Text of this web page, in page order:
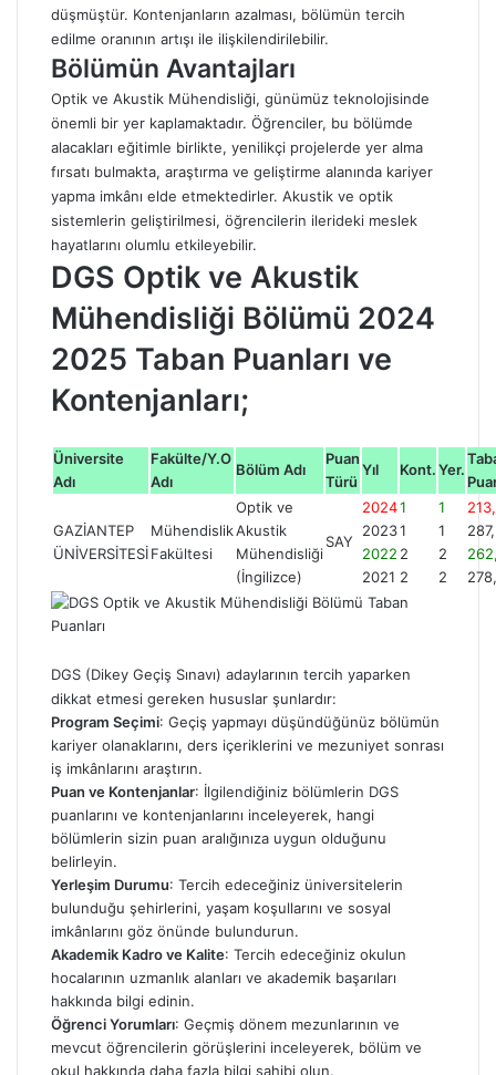
düşmüştür. Kontenjanların azalması, bölümün tercih
edilme oranının artışı ile ilişkilendirilebilir.
Bölümün Avantajları
Optik ve Akustik Mühendisliği, günümüz teknolojisinde
önemli bir yer kaplamaktadır. Öğrenciler, bu bölümde
alacakları eğitimle birlikte, yenilikçi projelerde yer alma
fırsatı bulmakta, araştırma ve geliştirme alanında kariyer
yapma imkânı elde etmektedirler. Akustik ve optik
sistemlerin geliştirilmesi, öğrencilerin ilerideki meslek
hayatlarını olumlu etkileyebilir.
DGS Optik ve Akustik
Mühendisliği Bölümü 2024
2025 Taban Puanları ve
Kontenjanları;
Üniversite
Adı
Fakülte/Y.O
Adı
Bölüm Adı
Puan
Türü
Yıl Kont.Yer.
GAZİANTEP
ÜNİVERSİTESİ
Mühendislik
Fakültesi
Optik ve
Akustik
Mühendisliği
(İngilizce)
SAY
2024
2023
2022
2021
1
1
2
2
1
1
2
2
DGS (Dikey Geçiş Sınavı) adaylarının tercih yaparken
dikkat etmesi gereken hususlar şunlardır:
Program Seçimi: Geçiş yapmayı düşündüğünüz bölümün
kariyer olanaklarını, ders içeriklerini ve mezuniyet sonrası
iş imkânlarını araştırın.
Puan ve Kontenjanlar: İlgilendiğiniz bölümlerin DGS
puanlarını ve kontenjanlarını inceleyerek, hangi
bölümlerin sizin puan aralığınıza uygun olduğunu
belirleyin.
Yerleşim Durumu: Tercih edeceğiniz üniversitelerin
bulunduğu şehirlerini, yaşam koşullarını ve sosyal
imkânlarını göz önünde bulundurun.
Akademik Kadro ve Kalite: Tercih edeceğiniz okulun
hocalarının uzmanlık alanları ve akademik başarıları
hakkında bilgi edinin.
Öğrenci Yorumları: Geçmiş dönem mezunlarının ve
mevcut öğrencilerin görüşlerini inceleyerek, bölüm ve
okul hakkında daha fazla bilgi sahibi olun.